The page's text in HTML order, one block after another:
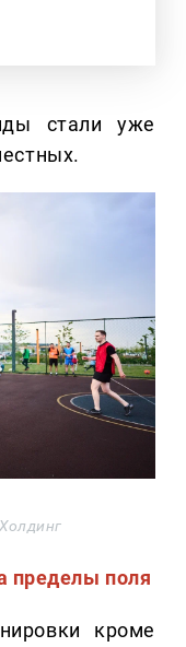
стали уже
пределы поля
кроме